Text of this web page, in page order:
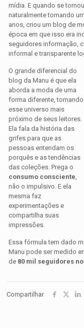
mídia. E quando se
naturalmente tomando
anos, criou um blog de
época em que isso era
seguidores informação,
informal e transparente
O grande diferencial do
blog da Manu é que ela
aborda a moda de uma
forma diferente, tornando
esse universo mais
próximo de seus leitores.
Ela fala da história das
grifes para que as
pessoas entendam os
porquês e as tendências
das coleções. Prega o
consumo consciente,
não o impulsivo. E ela
mesma faz
experimentações e
compartilha suas
impressões.
Essa fórmula tem dado
Manu pode ser medido
de 80 mil seguidores
Compartilhar